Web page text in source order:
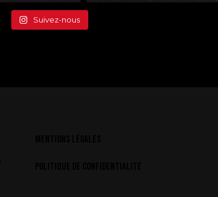
Suivez-nous